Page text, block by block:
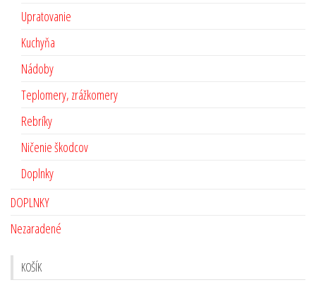
Upratovanie
Kuchyňa
Nádoby
Teplomery, zrážkomery
Rebríky
Ničenie škodcov
Doplnky
DOPLNKY
Nezaradené
KOŠÍK